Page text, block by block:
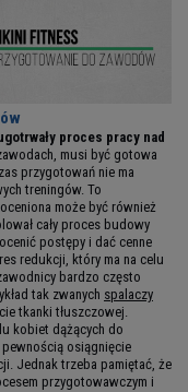
proces pracy nad
musi być gotowa
przygotowań nie ma
treningów. To
może być również
cały proces budowy
postępy i dać cenne
redukcji, który ma na celu
bardzo często
tak zwanych spalaczy
tkanki tłuszczowej.
kobiet dążących do
pewnością osiągnięcie
Jednak trzeba pamiętać, że
przygotowawczym i